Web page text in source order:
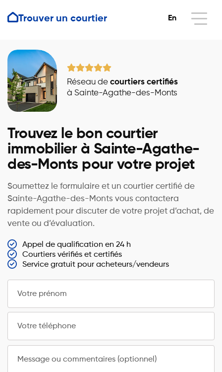
Trouver un courtier En
Réseau de courtiers certifiés
à Sainte-Agathe-des-Monts
Trouvez le bon courtier
immobilier à Sainte-Agathe-
des-Monts pour votre projet
Soumettez le formulaire et un courtier certifié de
Sainte-Agathe-des-Monts vous contactera
rapidement pour discuter de votre projet d’achat, de
vente ou d’évaluation.
Appel de qualification en 24 h
Courtiers vérifiés et certifiés
Service gratuit pour acheteurs/vendeurs
Votre prénom
Votre téléphone
Message ou commentaires (optionnel)